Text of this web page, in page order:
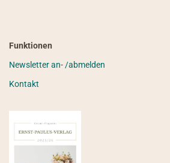
Funktionen
Newsletter an- /abmelden
Kontakt